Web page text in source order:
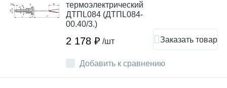
Добавить к сравнению
термоэлектрический
ДТПL084 (ДТПL084-
00.40/3.)
2 178 ₽ /шт Заказать товар